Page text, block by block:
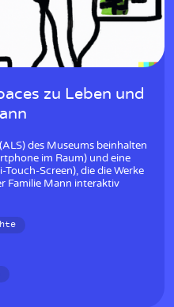
zu Leben und
des Museums beinhalten
im Raum) und eine
Screen), die die Werke
Familie Mann interaktiv